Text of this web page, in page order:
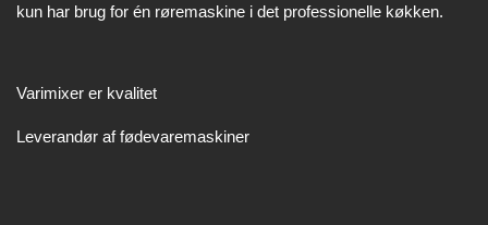
kun har brug for én røremaskine i det professionelle køkken.
Varimixer er kvalitet
Leverandør af fødevaremaskiner